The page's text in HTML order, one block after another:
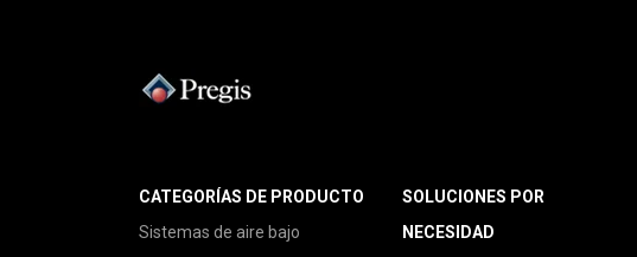
CATEGORÍAS DE PRODUCTO
Sistemas de aire bajo
SOLUCIONES POR
NECESIDAD